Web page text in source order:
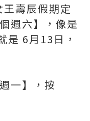
壽辰假期定
週六】，像是
是 6月13日，
一】，按